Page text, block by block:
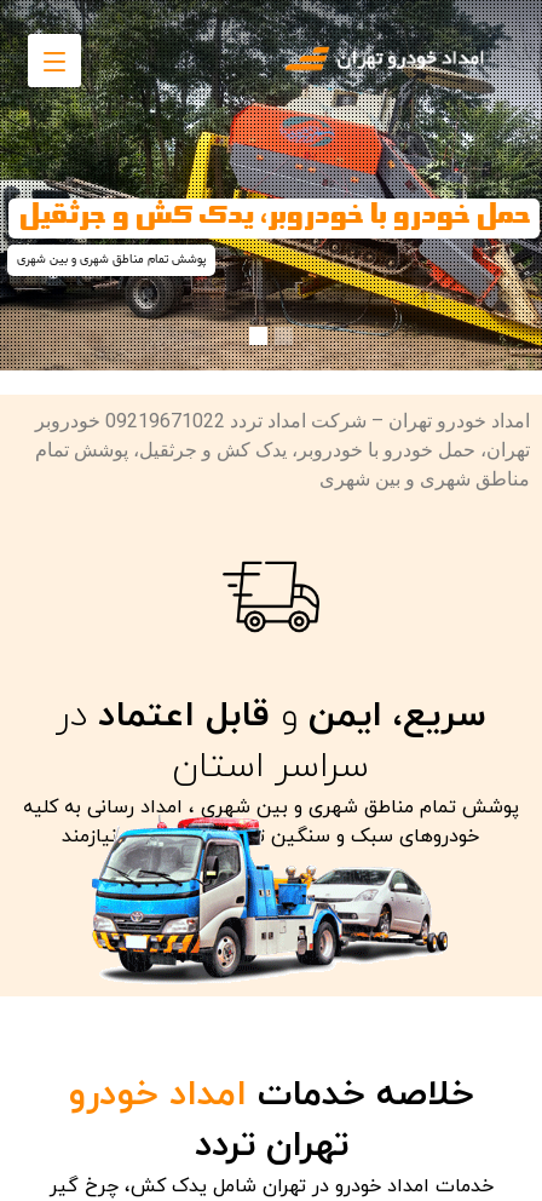
خودرو تهران - خودروبر تهران
با شماره تماس 09219671022 امداد خودرو و خودروبر تهران تماس حاصل فرمایید
امداد خودرو تهران – شرکت امداد تردد 09219671022 خودروبر
تهران، حمل خودرو با خودروبر، یدک کش و جرثقیل، پوشش تمام
مناطق شهری و بین شهری
سریع، ایمن و قابل اعتماد در
سراسر استان
پوشش تمام مناطق شهری و بین شهری ، امداد رسانی به کلیه
خودروهای سبک و سنگین تصادفی معیوب و نیازمند
خلاصه خدمات امداد خودرو
تهران تردد
خدمات امداد خودرو در تهران شامل یدک کش، چرخ گیر